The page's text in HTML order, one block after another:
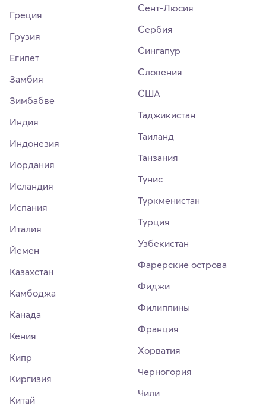
Греция
Грузия
Египет
Замбия
Зимбабве
Индия
Индонезия
Иордания
Исландия
Испания
Италия
Йемен
Казахстан
Камбоджа
Канада
Кения
Кипр
Киргизия
Китай
Сент-Люсия
Сербия
Сингапур
Словения
США
Таджикистан
Таиланд
Танзания
Тунис
Туркменистан
Турция
Узбекистан
Фарерские острова
Фиджи
Филиппины
Франция
Хорватия
Черногория
Чили